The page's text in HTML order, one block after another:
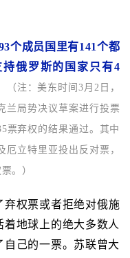
个成员国里有141个都
俄罗斯的国家只有4
（注：美东时间3月2日，
兰局势决议草案进行投票
票弃权的结果通过。其中
立特里亚投出反对票，
。）
弃权票或者拒绝对俄施
地球上的绝大多数人
自己的一票。苏联曾大